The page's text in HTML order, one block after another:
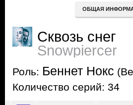
ОБЩАЯ
Сквозь снег
Snowpiercer
Роль: Беннет Нокс
Количество серий: 34